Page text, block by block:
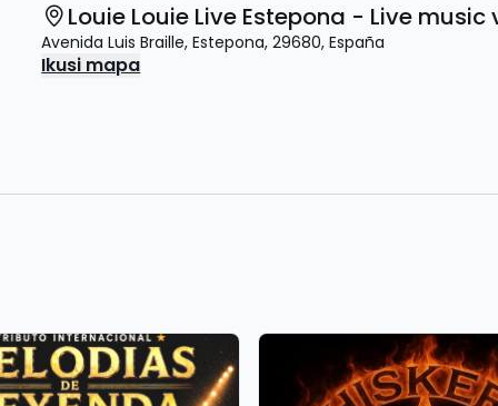
Louie Louie Live Estepona - Live music
Avenida Luis Braille, Estepona, 29680, España
Ikusi mapa